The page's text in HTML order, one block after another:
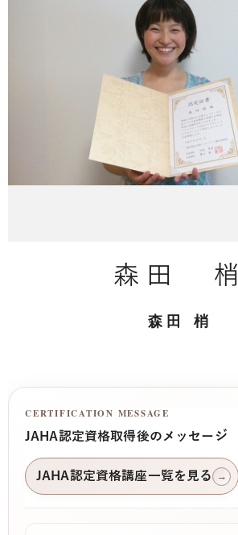
森田 梢
森田 梢
CERTIFICATION MESSAGE
JAHA認定資格取得後のメッセージ
JAHA認定資格講座一覧を見る →